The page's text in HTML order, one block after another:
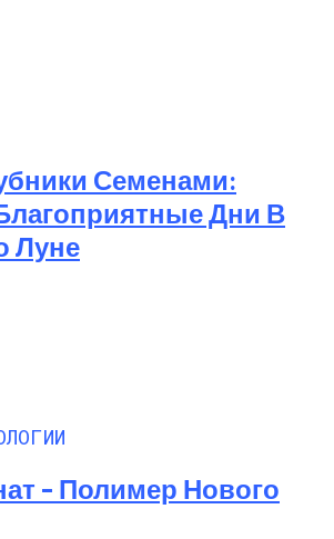
Семенами:
Дни В
Луне
– Полимер Нового